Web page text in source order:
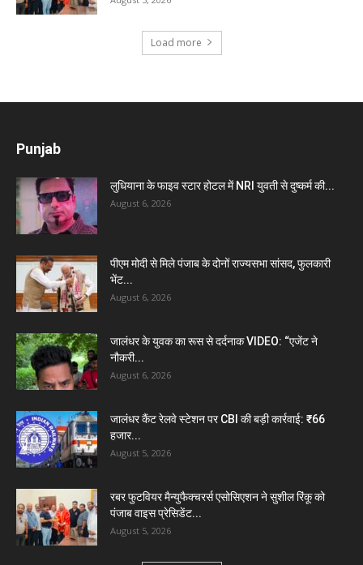
Load more
Punjab
लुधियाना के फाइव स्टार होटल में NRI युवती से दुष्कर्म की...
August 6, 2026
पीएम मोदी से मिले पंजाब के दोनों राज्यसभा सांसद, फुलकारी
भेंट...
August 6, 2026
जालंधर के युवक का रूस से दर्दनाक VIDEO: “एजेंट ने
नौकरी...
August 6, 2026
जालंधर कैंट रेलवे स्टेशन पर CBI की बड़ी कार्रवाई: ₹66
हजार...
August 5, 2026
रबर फुटवियर मैन्युफैक्चरर्स एसोसिएशन ने सुशील रिंकू को
पंजाब वाइस प्रेसिडेंट...
August 5, 2026